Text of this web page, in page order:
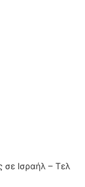
σε Ισραήλ – Τελ